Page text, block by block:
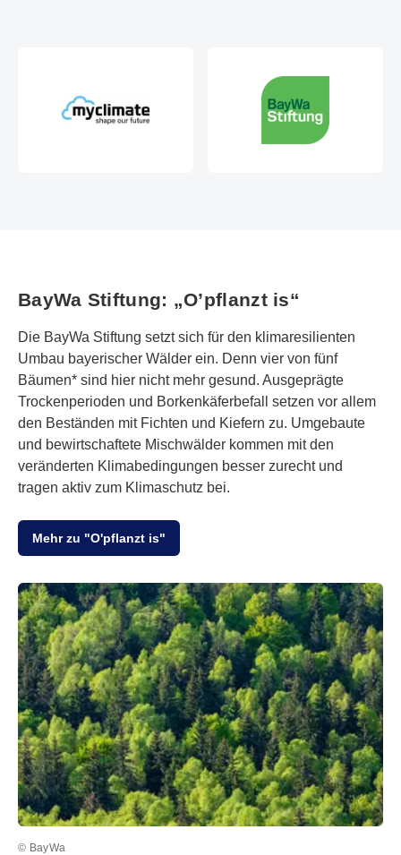
BayWa Stiftung: „O’pflanzt is“
Die BayWa Stiftung setzt sich für den klimaresilienten
Umbau bayerischer Wälder ein. Denn vier von fünf
Bäumen* sind hier nicht mehr gesund. Ausgeprägte
Trockenperioden und Borkenkäferbefall setzen vor allem
den Beständen mit Fichten und Kiefern zu. Umgebaute
und bewirtschaftete Mischwälder kommen mit den
veränderten Klimabedingungen besser zurecht und
tragen aktiv zum Klimaschutz bei.
Mehr zu "O'pflanzt is"
© BayWa